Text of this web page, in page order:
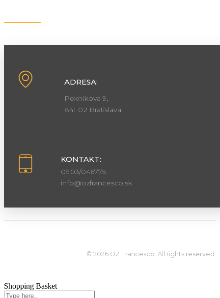
ADRESA:
Pekníkova 9,
841 02 Bratislava
KONTAKT:
0903/046775
info@ozfrancesco.sk
© 2026 OZ Francesco. All rights reserved.
Shopping Basket